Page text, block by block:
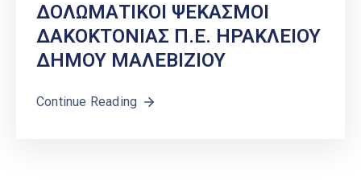
ΔΟΛΩΜΑΤΙΚΟΙ ΨΕΚΑΣΜΟΙ
ΔΑΚΟΚΤΟΝΙΑΣ Π.Ε. ΗΡΑΚΛΕΙΟΥ
ΔΗΜΟΥ ΜΑΛΕΒΙΖΙΟΥ
Continue Reading